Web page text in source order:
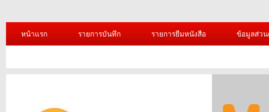
หน้าแรก รายการบันทึก รายการยืมหนังสือ ข้อมูลส่ว